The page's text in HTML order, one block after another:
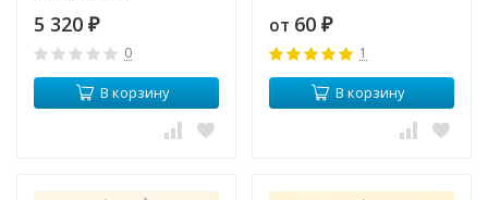
5 320 ₽
0
В корзину
от 60 ₽
1
В корзину